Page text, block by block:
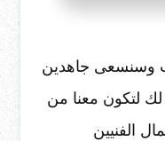
وسنسعى جاهدين
لك لتكون معنا من
الفنيين